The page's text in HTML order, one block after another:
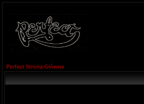
Perfect Strona Główna